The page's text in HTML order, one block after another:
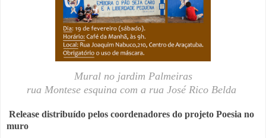
Mural no jardim Palmeiras
rua Montese esquina com a rua José Rico Belda
Release distribuído pelos coordenadores do projeto Poesia no
muro